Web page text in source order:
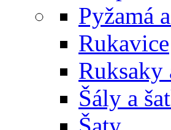
Pyžamá
Rukavice
Ruksaky
Šály a